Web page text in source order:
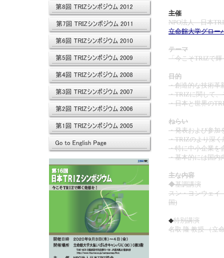
主催
NPO法人 日本
立命館大学グロー
テーマ
「今こそTRIZで輝
目的
・創造的な技術革
・TRIZに関して
・日本と世界の
ねらい
・発表および参加
・TRIZのより深
・特に中小企業を
・基本的には国内
主な内容
◆基調講演
スン・ヨンウェイ
国)
◆特別講演
名取 隆 教授 （立